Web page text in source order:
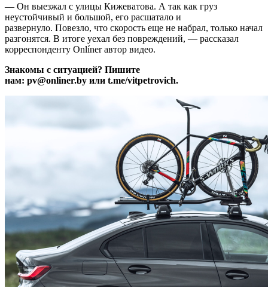
— Он выезжал с улицы Кижеватова. А так как груз
неустойчивый и большой, его расшатало и
развернуло. Повезло, что скорость еще не набрал, только начал
разгонятся. В итоге уехал без повреждений, — рассказал
корреспонденту Onlíner автор видео.
Знакомы с ситуацией? Пишите
нам: pv@onliner.by или t.me/vitpetrovich.